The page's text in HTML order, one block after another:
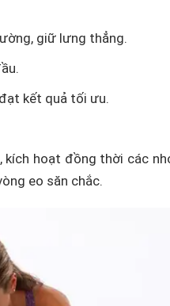
giữ lưng thẳng.
kết quả tối ưu.
hoạt đồng thời các
eo săn chắc.